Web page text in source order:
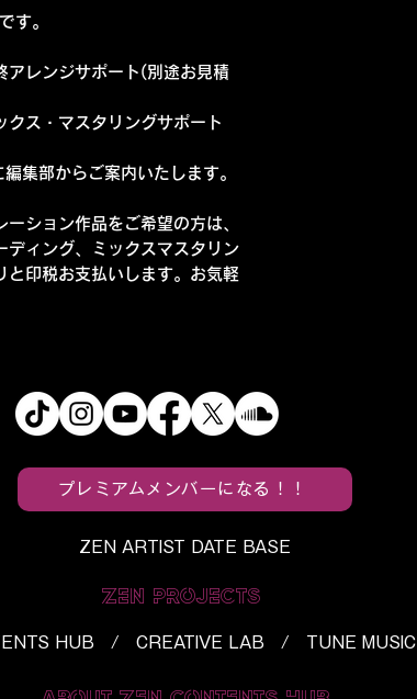
す。
アレンジサポート(別途お見積
クス・マスタリングサポート
集部からご案内いたします。
ション作品をご希望の方は、
ディング、ミックスマスタリン
と印税お支払いします。お気軽
プレミアムメンバーになる！！
ZEN ARTIST DATE BASE
ZEN PROJECTS
HUB / CREATIVE LAB / TUNE MUSIC